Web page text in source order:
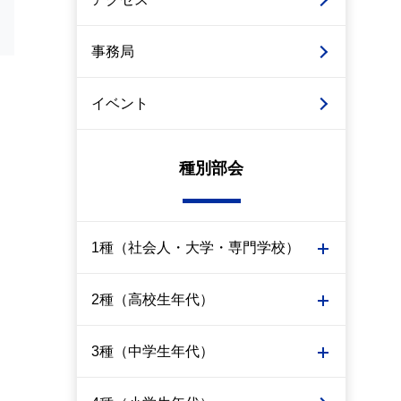
事務局
イベント
種別部会
1種（社会人・大学・専門学校）
2種（高校生年代）
3種（中学生年代）